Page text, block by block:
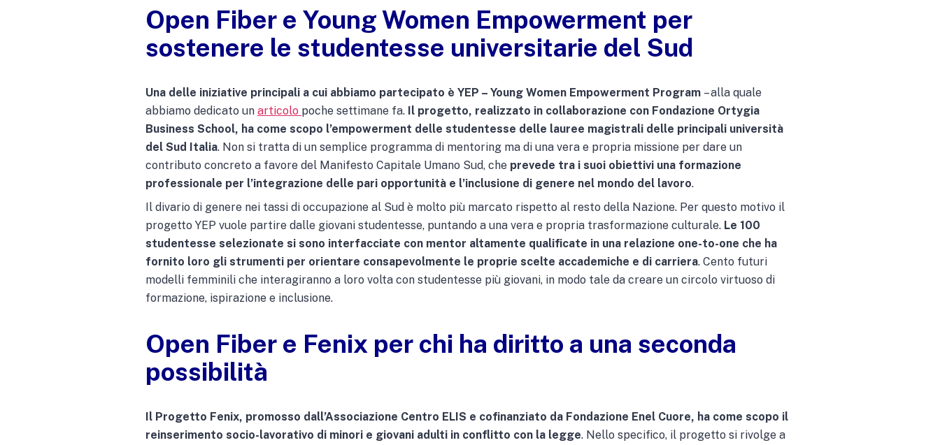
Open Fiber e Young Women Empowerment per
sostenere le studentesse universitarie del Sud
Una delle iniziative principali a cui abbiamo partecipato è YEP – Young Women Empowerment Program – alla quale
abbiamo dedicato un articolo poche settimane fa. Il progetto, realizzato in collaborazione con Fondazione Ortygia
Business School, ha come scopo l’empowerment delle studentesse delle lauree magistrali delle principali università
del Sud Italia. Non si tratta di un semplice programma di mentoring ma di una vera e propria missione per dare un
contributo concreto a favore del Manifesto Capitale Umano Sud, che prevede tra i suoi obiettivi una formazione
professionale per l’integrazione delle pari opportunità e l’inclusione di genere nel mondo del lavoro.
Il divario di genere nei tassi di occupazione al Sud è molto più marcato rispetto al resto della Nazione. Per questo motivo il
progetto YEP vuole partire dalle giovani studentesse, puntando a una vera e propria trasformazione culturale. Le 100
studentesse selezionate si sono interfacciate con mentor altamente qualificate in una relazione one-to-one che ha
fornito loro gli strumenti per orientare consapevolmente le proprie scelte accademiche e di carriera. Cento futuri
modelli femminili che interagiranno a loro volta con studentesse più giovani, in modo tale da creare un circolo virtuoso di
formazione, ispirazione e inclusione.
Open Fiber e Fenix per chi ha diritto a una seconda
possibilità
Il Progetto Fenix, promosso dall’Associazione Centro ELIS e cofinanziato da Fondazione Enel Cuore, ha come scopo il
reinserimento socio-lavorativo di minori e giovani adulti in conflitto con la legge. Nello specifico, il progetto si rivolge a